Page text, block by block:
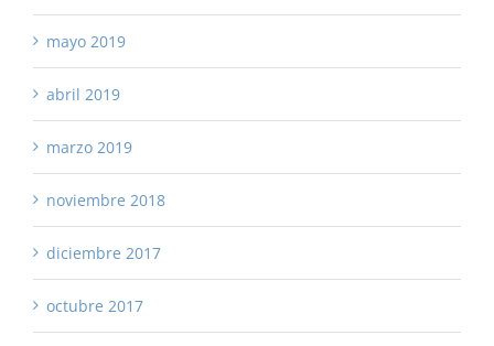
mayo 2019
abril 2019
marzo 2019
noviembre 2018
diciembre 2017
octubre 2017